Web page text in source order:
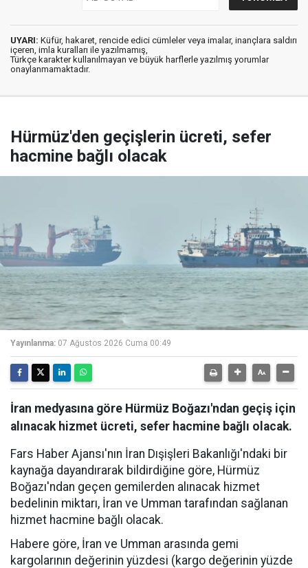
UYARI: Küfür, hakaret, rencide edici cümleler veya imalar, inançlara saldırı
içeren, imla kuralları ile yazılmamış,
Türkçe karakter kullanılmayan ve büyük harflerle yazılmış yorumlar
onaylanmamaktadır.
Hürmüz'den geçişlerin ücreti, sefer
hacmine bağlı olacak
Yayınlanma: 07 Ağustos 2026 Cuma 00:49
İran medyasına göre Hürmüz Boğazı'ndan geçiş için
alınacak hizmet ücreti, sefer hacmine bağlı olacak.
Fars Haber Ajansı'nın İran Dışişleri Bakanlığı'ndaki bir
kaynağa dayandırarak bildirdiğine göre, Hürmüz
Boğazı'ndan geçen gemilerden alınacak hizmet
bedelinin miktarı, İran ve Umman tarafından sağlanan
hizmet hacmine bağlı olacak.
Habere göre, İran ve Umman arasında gemi
kargolarının değerinin yüzdesi (kargo değerinin yüzde